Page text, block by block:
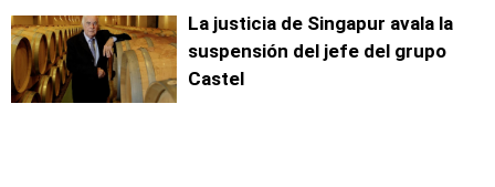
La justicia de Singapur avala la
suspensión del jefe del grupo
Castel